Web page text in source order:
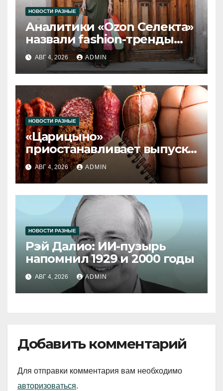
НОВОСТИ РАЗНЫЕ
Аналитики «Ozon Селекта»
назвали fashion-тренды
2026 года
АВГ 4, 2026 ADMIN
НОВОСТИ РАЗНЫЕ
«Царицыно»
приостанавливает выпуск
продукции
АВГ 4, 2026 ADMIN
НОВОСТИ РАЗНЫЕ
Рэй Далио: ИИ-пузырь
напомнил 1929 и 2000 годы
АВГ 4, 2026 ADMIN
Добавить комментарий
Для отправки комментария вам необходимо
авторизоваться.